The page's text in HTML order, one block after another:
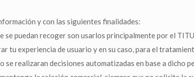
y con las siguientes finalidades:
se puedan recoger son usarlos principalmente por el
tu experiencia de usuario y en su caso, para el
realizaran decisiones automatizadas en base a dicho